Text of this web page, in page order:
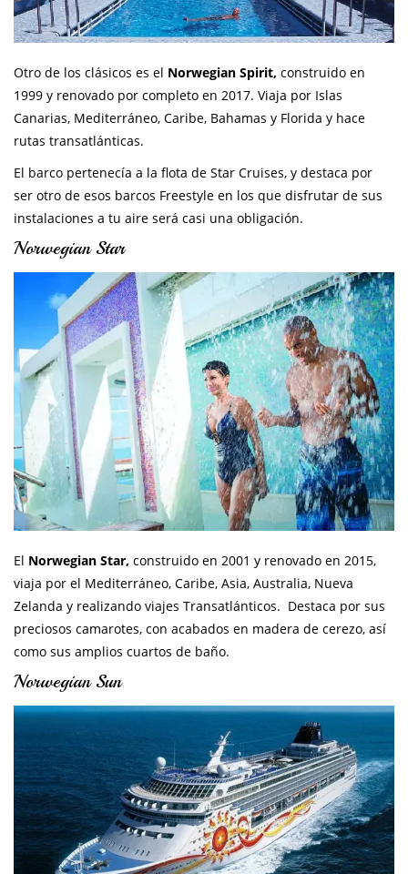
Otro de los clásicos es el Norwegian Spirit, construido en
1999 y renovado por completo en 2017. Viaja por Islas
Canarias, Mediterráneo, Caribe, Bahamas y Florida y hace
rutas transatlánticas.
El barco pertenecía a la flota de Star Cruises, y destaca por
ser otro de esos barcos Freestyle en los que disfrutar de sus
instalaciones a tu aire será casi una obligación.
Norwegian Star
El Norwegian Star, construido en 2001 y renovado en 2015,
viaja por el Mediterráneo, Caribe, Asia, Australia, Nueva
Zelanda y realizando viajes Transatlánticos. Destaca por sus
preciosos camarotes, con acabados en madera de cerezo, así
como sus amplios cuartos de baño.
Norwegian Sun